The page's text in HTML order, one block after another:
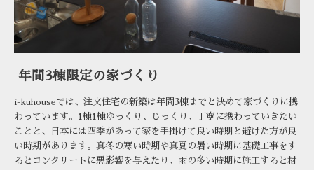
年間3棟限定の家づくり
i-kuhouseでは、注文住宅の新築は年間3棟までと決めて家づくりに携
わっています。1棟1棟ゆっくり、じっくり、丁寧に携わっていきたい
ことと、日本には四季があって家を手掛けて良い時期と避けた方が良
い時期があります。真冬の寒い時期や真夏の暑い時期に基礎工事をす
るとコンクリートに悪影響を与えたり、雨の多い時期に施工すると材